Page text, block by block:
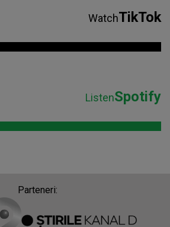
WatchTikTok
ListenSpotify
Parteneri: